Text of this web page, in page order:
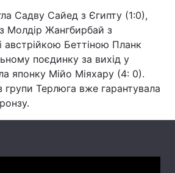
Лайт
Інциденти
Садву Сайед з Єгипту (1:0),
Молдір Жангбирбай з
австрійкою Беттіною Планк
поєдинку за вихід у
японку Мійо Міяхару (4: 0).
групи Терлюга вже гарантувала